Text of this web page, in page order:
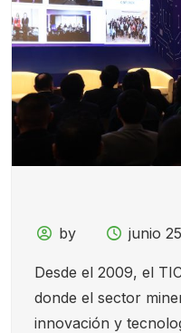
by junio
Desde el 2009, el
donde el sector
innovación y